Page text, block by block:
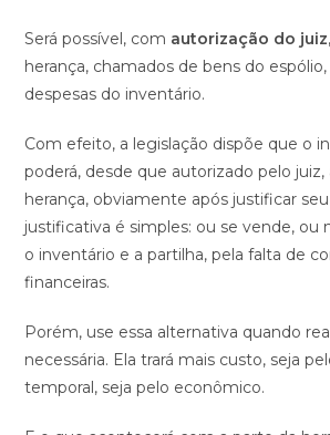
Será possível, com autorização do juiz
herança, chamados de bens do espólio,
despesas do inventário.
Com efeito, a legislação dispõe que o
poderá, desde que autorizado pelo juiz,
herança, obviamente após justificar
justificativa é simples: ou se vende, ou
o inventário e a partilha, pela falta de
financeiras.
Porém, use essa alternativa quando
necessária. Ela trará mais custo, seja
temporal, seja pelo econômico.